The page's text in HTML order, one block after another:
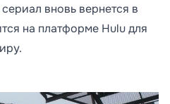
вновь вернется в
на платформе Hulu для